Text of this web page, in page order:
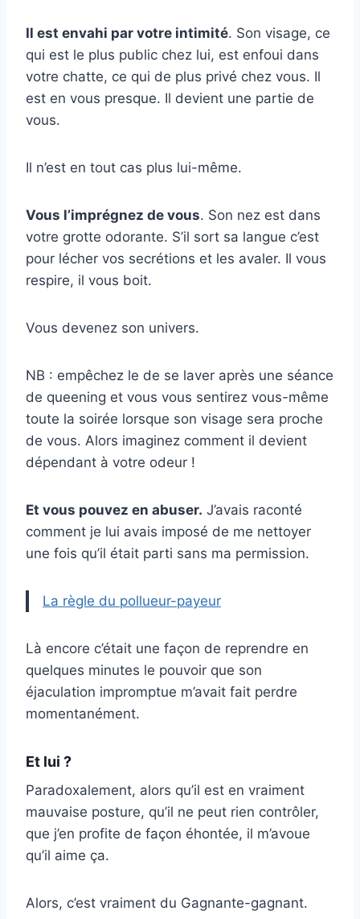
Il est envahi par votre intimité. Son visage, ce
qui est le plus public chez lui, est enfoui dans
votre chatte, ce qui de plus privé chez vous. Il
est en vous presque. Il devient une partie de
vous.
Il n’est en tout cas plus lui-même.
Vous l’imprégnez de vous. Son nez est dans
votre grotte odorante. S’il sort sa langue c’est
pour lécher vos secrétions et les avaler. Il vous
respire, il vous boit.
Vous devenez son univers.
NB : empêchez le de se laver après une séance
de queening et vous vous sentirez vous-même
toute la soirée lorsque son visage sera proche
de vous. Alors imaginez comment il devient
dépendant à votre odeur !
Et vous pouvez en abuser. J’avais raconté
comment je lui avais imposé de me nettoyer
une fois qu’il était parti sans ma permission.
La règle du pollueur-payeur
Là encore c’était une façon de reprendre en
quelques minutes le pouvoir que son
éjaculation impromptue m’avait fait perdre
momentanément.
Et lui ?
Paradoxalement, alors qu’il est en vraiment
mauvaise posture, qu’il ne peut rien contrôler,
que j’en profite de façon éhontée, il m’avoue
qu’il aime ça.
Alors, c’est vraiment du Gagnante-gagnant.